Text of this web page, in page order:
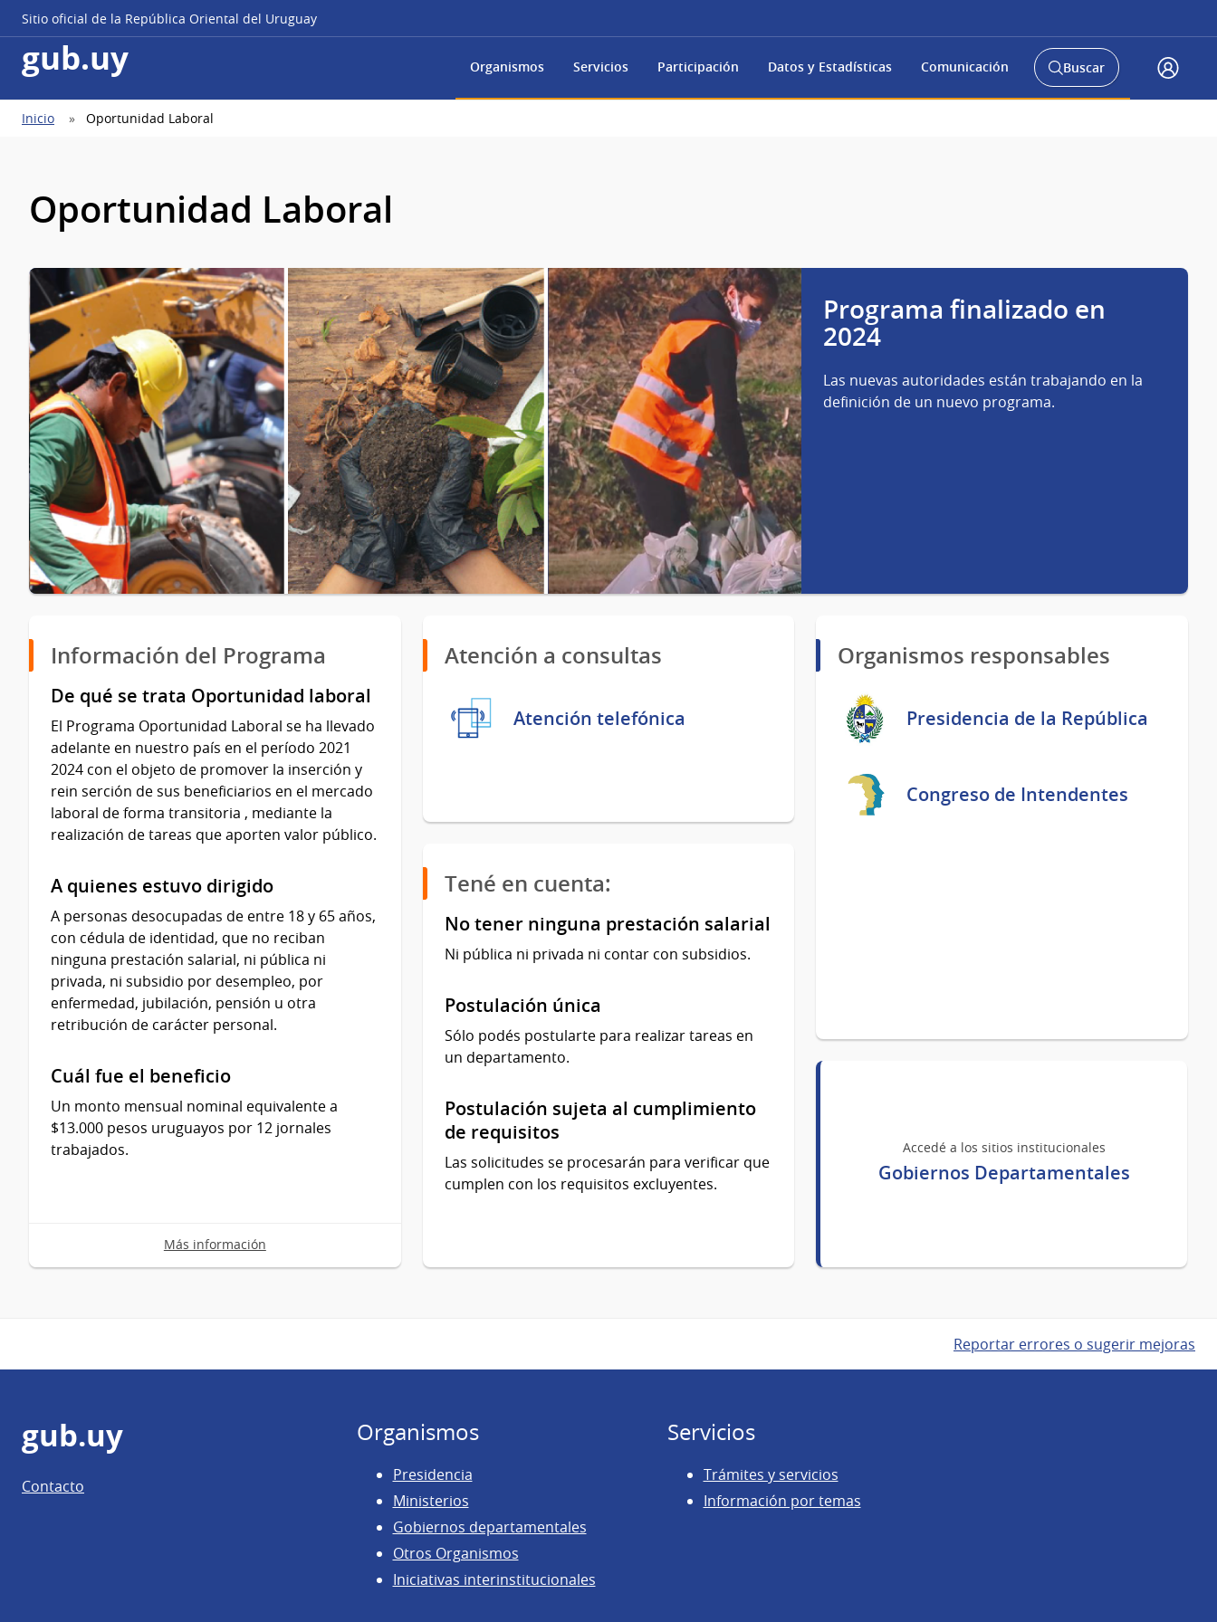
Sitio oficial de la República Oriental del Uruguay
gub.uy Organismos Servicios Participación Datos y Estadísticas Comunicación
Abrir
buscador
Buscar
a
Ruta
Inicio Oportunidad Laboral
Oportunidad Laboral
Programa finalizado en
2024
Las nuevas autoridades están trabajando en la
definición de un nuevo programa.
Información del Programa
De qué se trata Oportunidad laboral
El Programa Oportunidad Laboral se ha llevado
adelante en nuestro país en el período 2021
2024 con el objeto de promover la inserción y
rein serción de sus beneficiarios en el mercado
laboral de forma transitoria , mediante la
realización de tareas que aporten valor público.
A quienes estuvo dirigido
A personas desocupadas de entre 18 y 65 años,
con cédula de identidad, que no reciban
ninguna prestación salarial, ni pública ni
privada, ni subsidio por desempleo, por
enfermedad, jubilación, pensión u otra
retribución de carácter personal.
Cuál fue el beneficio
Un monto mensual nominal equivalente a
$13.000 pesos uruguayos por 12 jornales
trabajados.
Más información
Atención a consultas
Atención telefónica
Tené en cuenta:
No tener ninguna prestación salarial
Ni pública ni privada ni contar con subsidios.
Postulación única
Sólo podés postularte para realizar tareas en
un departamento.
Postulación sujeta al cumplimiento
de requisitos
Las solicitudes se procesarán para verificar que
cumplen con los requisitos excluyentes.
Organismos responsables
Presidencia de la República
Congreso de Intendentes
Gobiernos Departamentales
Accedé a los sitios institucionales
Reportar errores o sugerir mejoras
Pie
de
página
gub.uy
Contacto
Organismos
Presidencia
Ministerios
Gobiernos departamentales
Otros Organismos
Iniciativas interinstitucionales
Servicios
Trámites y servicios
Información por temas